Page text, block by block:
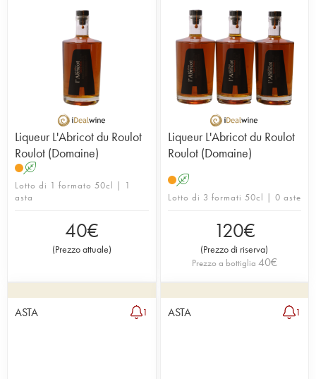
Liqueur L'Abricot du Roulot
Roulot (Domaine)
A
Lotto di 1 formato 50cl | 1
asta
40€
(Prezzo attuale)
Liqueur L'Abricot du Roulot
Roulot (Domaine)
A
Lotto di 3 formati 50cl | 0 aste
120€
(Prezzo di riserva)
Prezzo a bottiglia 40€
ASTA 1 ASTA 1